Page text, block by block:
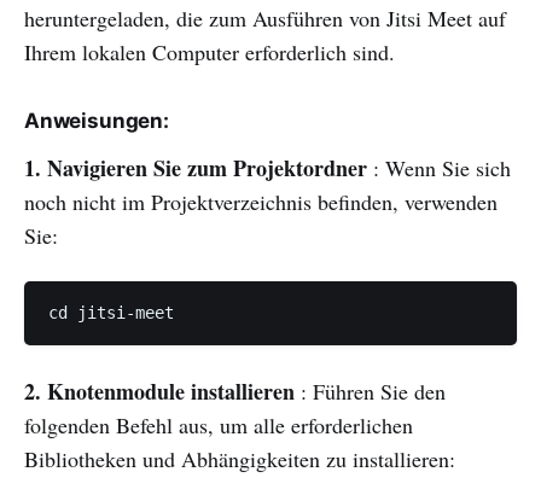
heruntergeladen, die zum Ausführen von Jitsi Meet auf
Ihrem lokalen Computer erforderlich sind.
Anweisungen:
1. Navigieren Sie zum Projektordner : Wenn Sie sich
noch nicht im Projektverzeichnis befinden, verwenden
Sie:
cd jitsi-meet
2. Knotenmodule installieren : Führen Sie den
folgenden Befehl aus, um alle erforderlichen
Bibliotheken und Abhängigkeiten zu installieren: